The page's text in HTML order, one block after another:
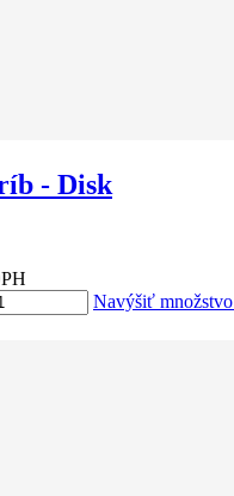
- Disk
Navýšiť množstvo